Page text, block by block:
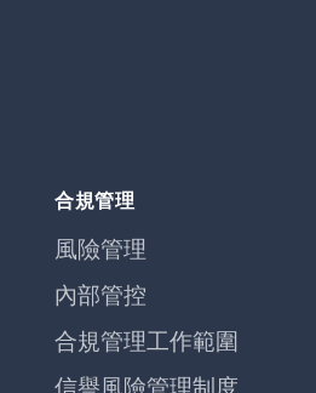
合規管理
風險管理
內部管控
合規管理工作範圍
信譽風險管理制度